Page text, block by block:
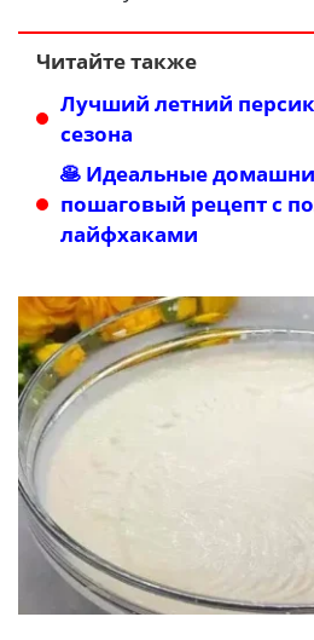
Читайте также
Лучший летний
сезона
🥞 Идеальные
пошаговый рецепт с
лайфхаками